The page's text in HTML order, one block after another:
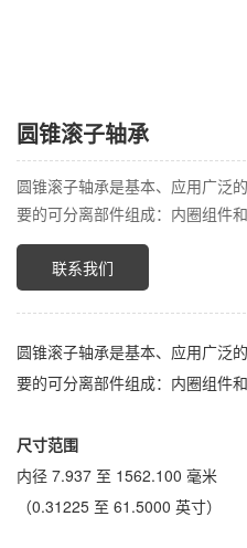
圆锥滚子轴承
圆锥滚子轴承是基本、应用广泛
要的可分离部件组成：内圈组件
联系我们
圆锥滚子轴承是基本、应用广泛
要的可分离部件组成：内圈组件
尺寸范围
内径 7.937 至 1562.100 毫米
（0.31225 至 61.5000 英寸）